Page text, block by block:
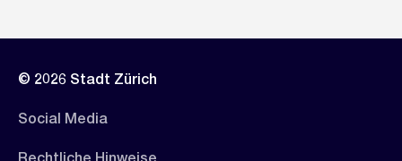
© 2026 Stadt Zürich
Social Media